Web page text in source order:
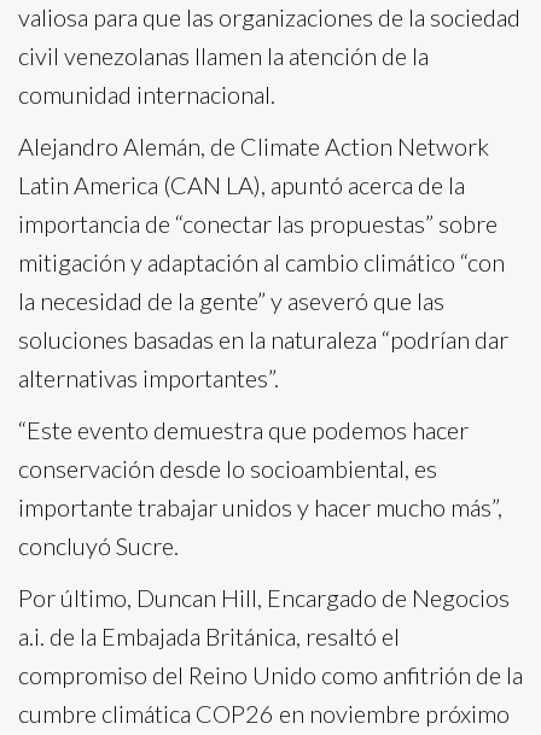
valiosa para que las organizaciones de la sociedad
civil venezolanas llamen la atención de la
comunidad internacional.
Alejandro Alemán, de Climate Action Network
Latin America (CAN LA), apuntó acerca de la
importancia de “conectar las propuestas” sobre
mitigación y adaptación al cambio climático “con
la necesidad de la gente” y aseveró que las
soluciones basadas en la naturaleza “podrían dar
alternativas importantes”.
“Este evento demuestra que podemos hacer
conservación desde lo socioambiental, es
importante trabajar unidos y hacer mucho más”,
concluyó Sucre.
Por último, Duncan Hill, Encargado de Negocios
a.i. de la Embajada Británica, resaltó el
compromiso del Reino Unido como anfitrión de la
cumbre climática COP26 en noviembre próximo